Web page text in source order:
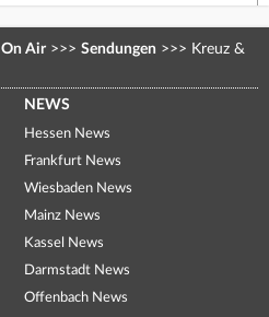
On Air >>> Sendungen >>> Kreuz &
NEWS
Hessen News
Frankfurt News
Wiesbaden News
Mainz News
Kassel News
Darmstadt News
Offenbach News